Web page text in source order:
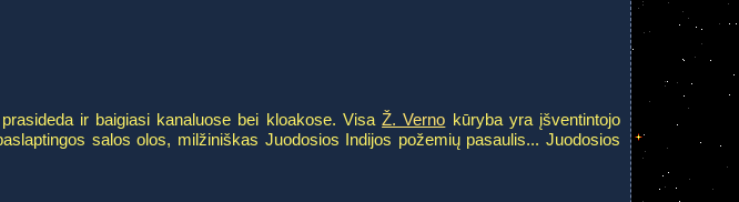
ir baigiasi kanaluose bei kloakose. VisaŽ. Verno kūryba yra įšventintojo
salos olos, milžiniškas Juodosios Indijos požemių pasaulis... Juodosios